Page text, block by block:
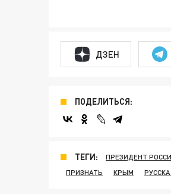
ДЗЕН
ПОДЕЛИТЬСЯ:
ТЕГИ: ПРЕЗИДЕНТ
ПРИЗНАТЬ
КРЫМ